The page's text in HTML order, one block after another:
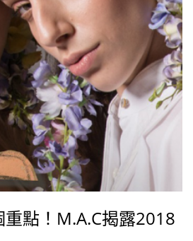
點！M.A.C揭露2018